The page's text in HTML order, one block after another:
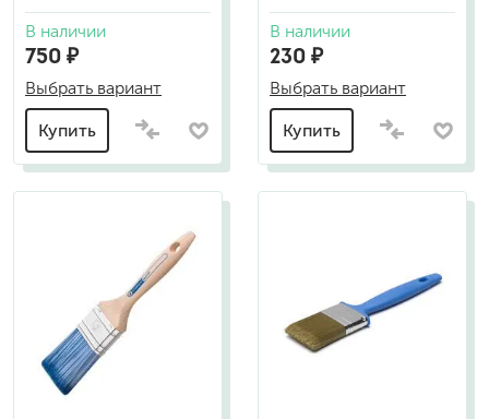
В наличии
750 ₽
Выбрать вариант
Купить
В наличии
230 ₽
Выбрать вариант
Купить